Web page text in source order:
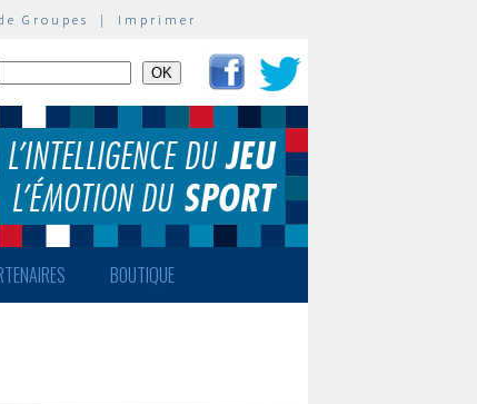
Groupes | Imprimer
BOUTIQUE